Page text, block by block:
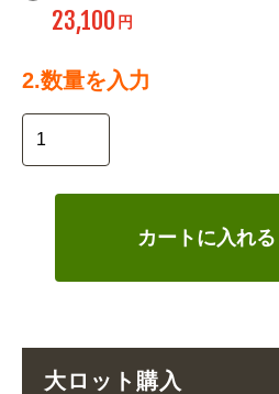
23,100 円
2.数量を入力
カートに入れる
大ロット購入